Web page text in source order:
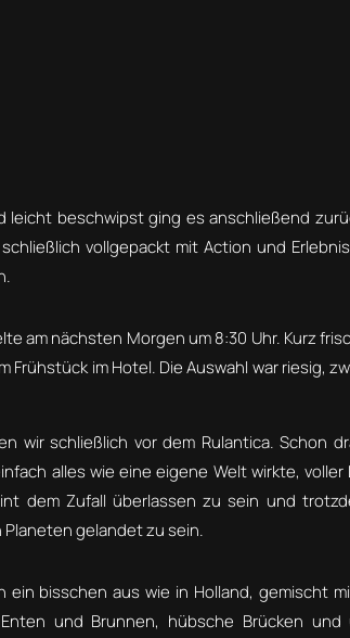
leicht beschwipst ging es anschließend
vollgepackt mit Action und
am nächsten Morgen um 8:30 Uhr. Kurz
Frühstück im Hotel. Die Auswahl war riesig,
wir schließlich vor dem Rulantica. Schon
alles wie eine eigene Welt wirkte,
dem Zufall überlassen zu sein und
gelandet zu sein.
ein bisschen aus wie in Holland, gemischt
und Brunnen, hübsche Brücken